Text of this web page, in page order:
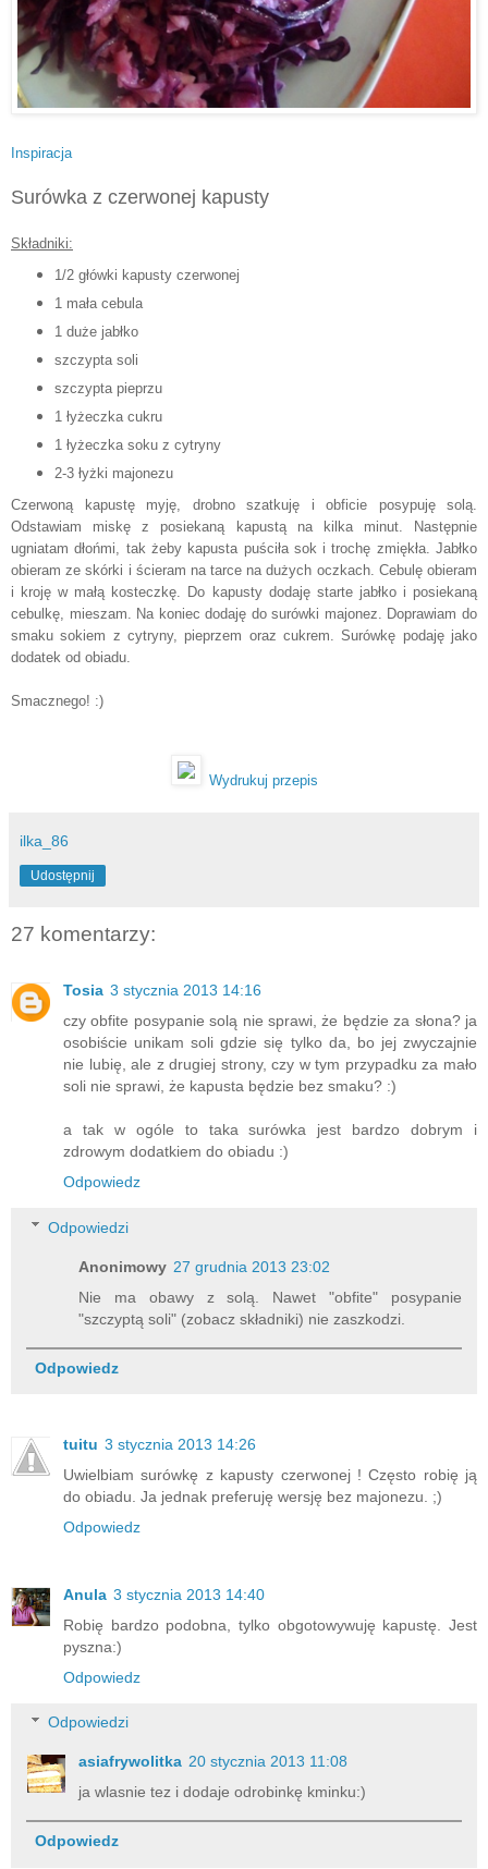
Inspiracja
Surówka z czerwonej kapusty
Składniki:
1/2 główki kapusty czerwonej
1 mała cebula
1 duże jabłko
szczypta soli
szczypta pieprzu
1 łyżeczkacukru
1 łyżeczkasoku z cytryny
2-3 łyżki majonezu
Czerwoną kapustę myję, drobno szatkuję i obficie posypuję solą.
Odstawiam miskę z posiekaną kapustą na kilka minut. Następnie
ugniatam dłońmi, tak żeby kapusta puściła sok i trochę zmiękła. Jabłko
obieram ze skórki i ścieram na tarce na dużych oczkach. Cebulę obieram
i kroję w małą kosteczkę. Do kapusty dodaję starte jabłko i posiekaną
cebulkę, mieszam. Na koniec dodaję do surówki majonez. Doprawiam do
smaku sokiem z cytryny, pieprzem oraz cukrem. Surówkę podaję jako
dodatek od obiadu.
Smacznego! :)
Wydrukuj przepis
ilka_86
Udostępnij
27 komentarzy:
Tosia 3 stycznia 2013 14:16
czy obfite posypanie solą nie sprawi, że będzie za słona? ja
osobiście unikam soli gdzie się tylko da, bo jej zwyczajnie
nie lubię, ale z drugiej strony, czy w tym przypadku za mało
soli nie sprawi, że kapusta będzie bez smaku? :)
a tak w ogóle to taka surówka jest bardzo dobrym i
zdrowym dodatkiem do obiadu :)
Odpowiedz
Odpowiedzi
Anonimowy 27 grudnia 2013 23:02
Nie ma obawy z solą. Nawet "obfite" posypanie
"szczyptą soli" (zobacz składniki) nie zaszkodzi.
Odpowiedz
tuitu 3 stycznia 2013 14:26
Uwielbiam surówkę z kapusty czerwonej ! Często robię ją
do obiadu. Ja jednak preferuję wersję bez majonezu. ;)
Odpowiedz
Anula 3 stycznia 2013 14:40
Robię bardzo podobna, tylko obgotowywuję kapustę. Jest
pyszna:)
Odpowiedz
Odpowiedzi
asiafrywolitka 20 stycznia 2013 11:08
ja wlasnie tez i dodaje odrobinkę kminku:)
Odpowiedz